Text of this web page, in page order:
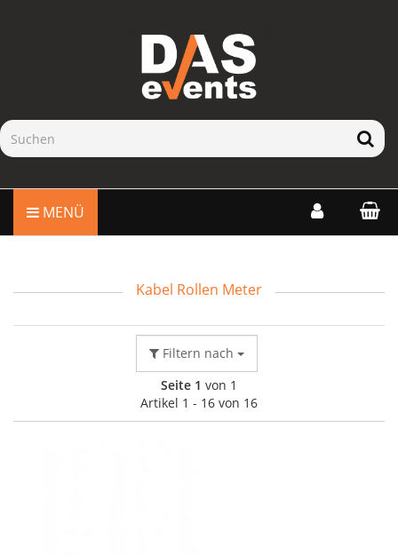
MENÜ
Kabel Rollen Meter
Filtern nach
Seite 1 von 1
Artikel 1 - 16 von 16